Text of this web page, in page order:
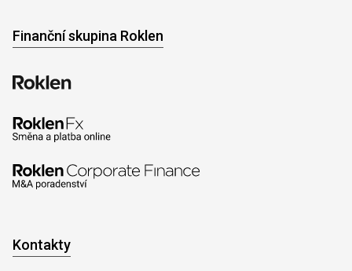
Finanční skupina Roklen
Kontakty